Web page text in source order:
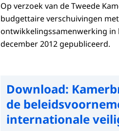
Op verzoek van de Tweede
budgettaire verschuivingen
ontwikkelingssamenwerking in
december 2012 gepubliceerd.
Download:
de
internationale